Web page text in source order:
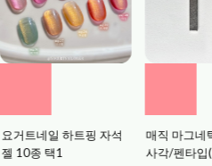
일 하트핑 자석
택1
매직 마그네틱 자석
사각/펜타입(오렌